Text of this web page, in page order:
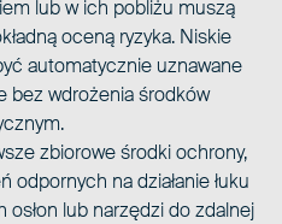
lub w ich pobliżu muszą
oceną ryzyka. Niskie
automatycznie uznawane
bez wdrożenia środków
zbiorowe środki ochrony,
odpornych na działanie łuku
lub narzędzi do zdalnej